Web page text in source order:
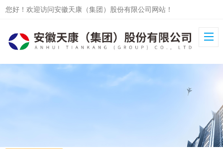
您好！欢迎访问安徽天康（集团）股份有限公司网站！